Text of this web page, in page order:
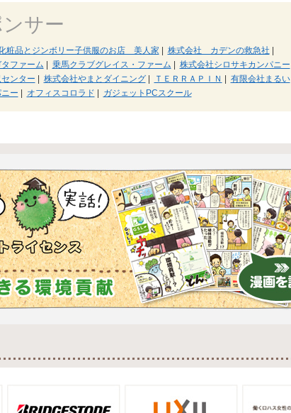
サー
粧品とジンボリー子供服のお店 美人家 株式会社 カデンの救急社
ファーム 乗馬クラブグレイス・ファーム 株式会社シロサキカンパニー
ンター 株式会社やまとダイニング| ＴＥＲＲＡＰＩＮ 有限会社まるい|
ー オフィスコロラド ガジェットPCスクール